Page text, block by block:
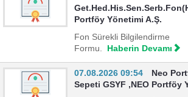
Portföy Yönetimi A.Ş.
Fon Sürekli Bilgilendirme
Formu. Haberin Devamı
07.08.2026 09:54
Neo
Sepeti GSYF ,NEO Portföy